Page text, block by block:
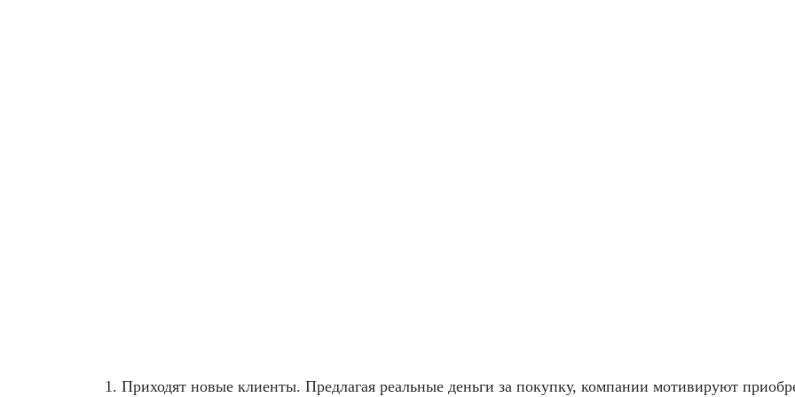
Приходят новые клиенты. Предлагая реальные деньги за покупку, компании мотивируют